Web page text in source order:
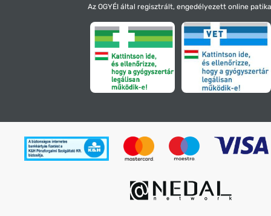
Az OGYÉI által regisztrált, engedélyezett online